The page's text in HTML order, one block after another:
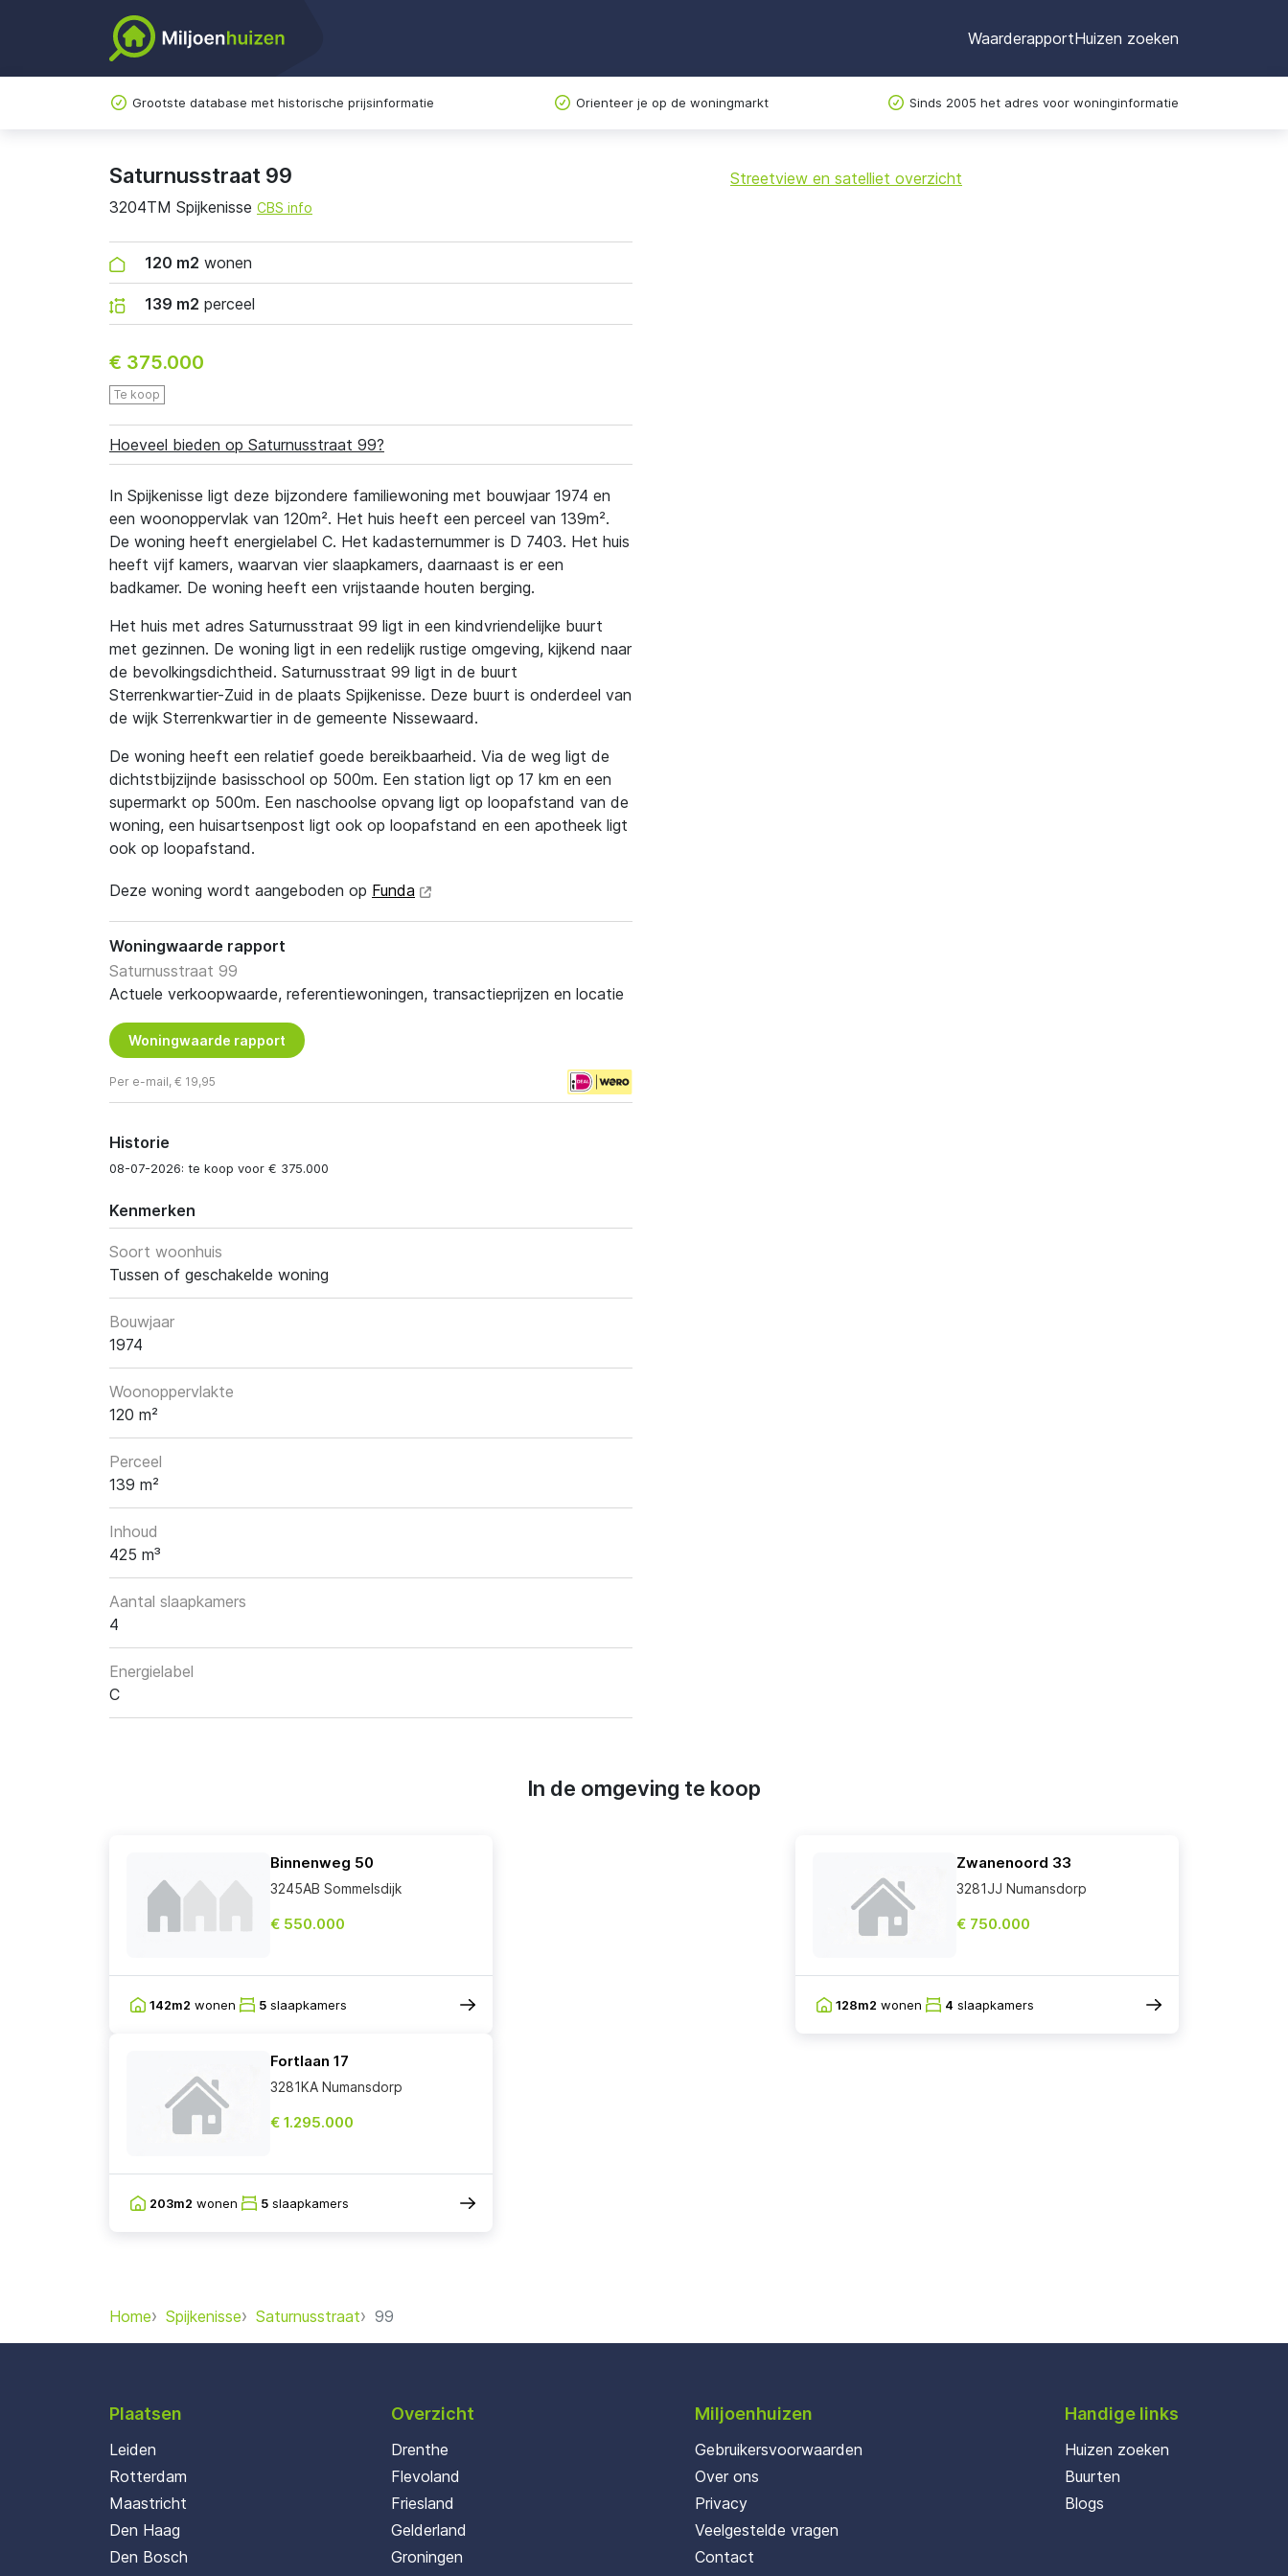
WaarderapportHuizen zoeken
Grootste database met historische prijsinformatie Orienteer je op de woningmarkt Sinds 2005 het adres voor woninginformatie
Saturnusstraat 99
3204TM Spijkenisse CBS info
120 m2 wonen
139 m2 perceel
€ 375.000
Te koop
Hoeveel bieden op Saturnusstraat 99?
In Spijkenisse ligt deze bijzondere familiewoning met bouwjaar 1974 en
een woonoppervlak van 120m². Het huis heeft een perceel van 139m².
De woning heeft energielabel C. Het kadasternummer is D 7403. Het huis
heeft vijf kamers, waarvan vier slaapkamers, daarnaast is er een
badkamer. De woning heeft een vrijstaande houten berging.
Het huis met adres Saturnusstraat 99 ligt in een kindvriendelijke buurt
met gezinnen. De woning ligt in een redelijk rustige omgeving, kijkend naar
de bevolkingsdichtheid. Saturnusstraat 99 ligt in de buurt
Sterrenkwartier-Zuid in de plaats Spijkenisse. Deze buurt is onderdeel van
de wijk Sterrenkwartier in de gemeente Nissewaard.
De woning heeft een relatief goede bereikbaarheid. Via de weg ligt de
dichtstbijzijnde basisschool op 500m. Een station ligt op 17 km en een
supermarkt op 500m. Een naschoolse opvang ligt op loopafstand van de
woning, een huisartsenpost ligt ook op loopafstand en een apotheek ligt
ook op loopafstand.
Deze woning wordt aangeboden op Funda
Woningwaarde rapport
Saturnusstraat 99
Actuele verkoopwaarde, referentiewoningen, transactieprijzen en locatie
Woningwaarde rapport
Per e-mail, € 19,95
Historie
08-07-2026: te koop voor € 375.000
Kenmerken
Soort woonhuis
Tussen of geschakelde woning
Bouwjaar
1974
Woonoppervlakte
120 m²
Perceel
139 m²
Inhoud
425 m³
Aantal slaapkamers
4
Energielabel
C
+
Streetview en satelliet overzicht
In de omgeving te koop
Binnenweg 50
3245AB Sommelsdijk
€ 550.000
142m2 wonen 5 slaapkamers
Zwanenoord 33
3281JJ Numansdorp
€ 750.000
128m2 wonen 4 slaapkamers
Fortlaan 17
3281KA Numansdorp
€ 1.295.000
203m2 wonen 5 slaapkamers
Home Spijkenisse Saturnusstraat 99
Plaatsen
Leiden
Rotterdam
Maastricht
Den Haag
Den Bosch
Overzicht
Drenthe
Flevoland
Friesland
Gelderland
Groningen
Miljoenhuizen
Gebruikersvoorwaarden
Over ons
Privacy
Veelgestelde vragen
Contact
Handige links
Huizen zoeken
Buurten
Blogs